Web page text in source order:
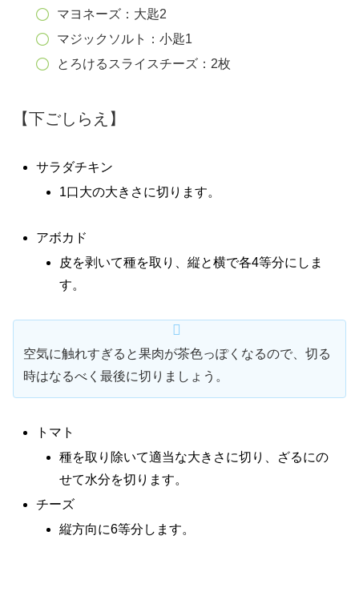
マヨネーズ：大匙2
マジックソルト：小匙1
とろけるスライスチーズ：2枚
【下ごしらえ】
サラダチキン
1口大の大きさに切ります。
アボカド
皮を剥いて種を取り、縦と横で各4等分にしま
す。
空気に触れすぎると果肉が茶色っぽくなるので、切る
時はなるべく最後に切りましょう。
トマト
種を取り除いて適当な大きさに切り、ざるにの
せて水分を切ります。
チーズ
縦方向に6等分します。